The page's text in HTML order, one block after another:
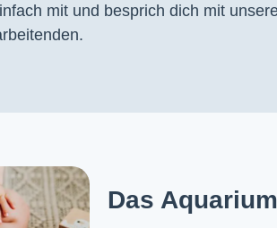
mit und besprich dich mit
Das